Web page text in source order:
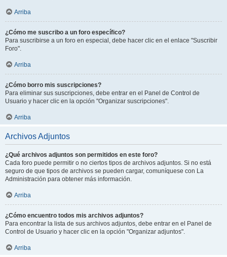
Arriba
¿Cómo me suscribo a un foro específico?
Para suscribirse a un foro en especial, debe hacer clic en el enlace "Suscribir
Foro".
Arriba
¿Cómo borro mis suscripciones?
Para eliminar sus suscripciones, debe entrar en el Panel de Control de
Usuario y hacer clic en la opción "Organizar suscripciones".
Arriba
Archivos Adjuntos
¿Qué archivos adjuntos son permitidos en este foro?
Cada foro puede permitir o no ciertos tipos de archivos adjuntos. Si no está
seguro de que tipos de archivos se pueden cargar, comuníquese con La
Administración para obtener más información.
Arriba
¿Cómo encuentro todos mis archivos adjuntos?
Para encontrar la lista de sus archivos adjuntos, debe entrar en el Panel de
Control de Usuario y hacer clic en la opción "Organizar adjuntos".
Arriba